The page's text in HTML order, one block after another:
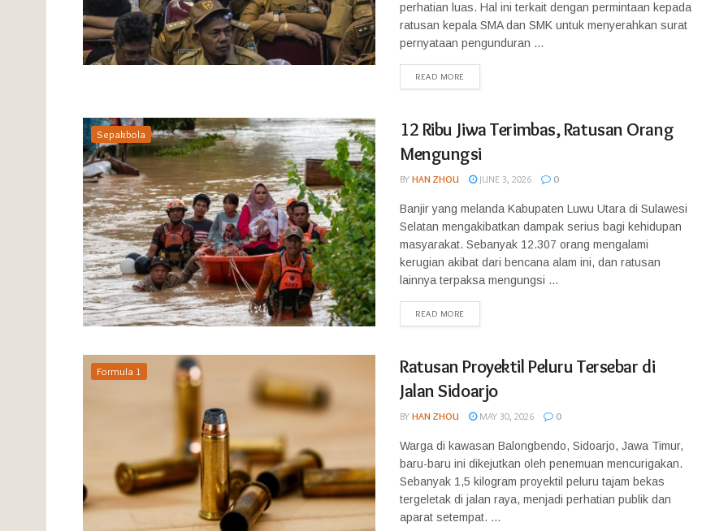
perhatian luas. Hal ini terkait dengan permintaan kepada
ratusan kepala SMA dan SMK untuk menyerahkan surat
pernyataan pengunduran ...
READ MORE
Sepakbola
12 Ribu Jiwa Terimbas, Ratusan Orang
Mengungsi
BY HAN ZHOU JUNE 3, 2026 0
Banjir yang melanda Kabupaten Luwu Utara di Sulawesi
Selatan mengakibatkan dampak serius bagi kehidupan
masyarakat. Sebanyak 12.307 orang mengalami
kerugian akibat dari bencana alam ini, dan ratusan
lainnya terpaksa mengungsi ...
READ MORE
Formula 1
Ratusan Proyektil Peluru Tersebar di
Jalan Sidoarjo
BY HAN ZHOU MAY 30, 2026 0
Warga di kawasan Balongbendo, Sidoarjo, Jawa Timur,
baru-baru ini dikejutkan oleh penemuan mencurigakan.
Sebanyak 1,5 kilogram proyektil peluru tajam bekas
tergeletak di jalan raya, menjadi perhatian publik dan
aparat setempat. ...